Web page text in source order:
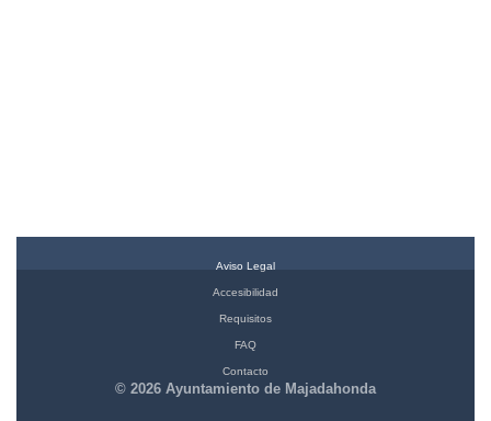
Aviso Legal
Accesibilidad
Requisitos
FAQ
Contacto
© 2026 Ayuntamiento de Majadahonda